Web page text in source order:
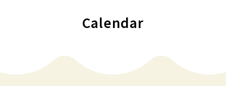
Calendar
04:00